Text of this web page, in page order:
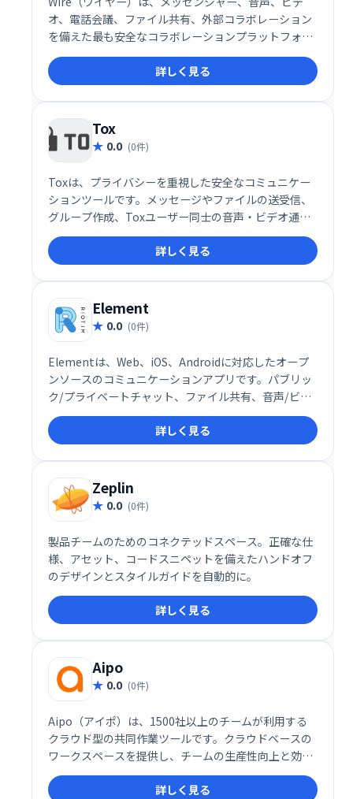
オ、電話会議、ファイル共有、外部コラボレーション
を備えた最も安全なコラボレーションプラットフォー
ムであり、すべてが最も安全なエンドツーエンドWire
化によって保護されています。
詳しく見る
Tox
0.0 (0件)
Toxは、プライバシーを重視した安全なコミュニケー
ションツールです。メッセージやファイルの送受信、
グループ作成、Toxユーザー同士の音声・ビデオ通話
などが可能です。個人情報の保護を最優先し、安全に
コミュニケーションを取ることができます。
詳しく見る
Element
0.0 (0件)
Elementは、Web、iOS、Androidに対応したオープ
ンソースのコミュニケーションアプリです。パブリッ
ク/プライベートチャット、ファイル共有、音声/ビデ
オ会議などを提供し、GitHubやJiraなどとの統合も可
能です。カジュアルなチャットから本格的なコラボレ
ーションまで、あらゆるニーズに対応します。
詳しく見る
Zeplin
0.0 (0件)
製品チームのためのコネクテッドスペース。正確な仕
様、アセット、コードスニペットを備えたハンドオフ
のデザインとスタイルガイドを自動的に。
詳しく見る
Aipo
0.0 (0件)
Aipo（アイポ）は、1500社以上のチームが利用する
クラウド型の共同作業ツールです。クラウドベースの
ワークスペースを提供し、チームの生産性向上と効率
的な共同作業を実現します。
詳しく見る